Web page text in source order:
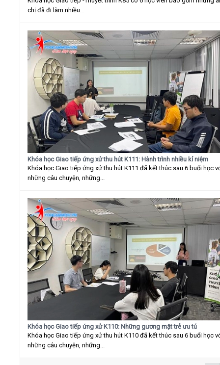
chị đã đi làm nhiều...
Khóa học Giao tiếp ứng xử thu hút K111: Hành trình nhiều kỉ niệm
Khóa học Giao tiếp ứng xử thu hút K111 đã kết thúc sau 6 buổi học
những câu chuyện, những...
Khóa học Giao tiếp ứng xử K110: Những gương mặt trẻ ưu tú
Khóa học Giao tiếp ứng xử thu hút K110 đã kết thúc sau 6 buổi học
những câu chuyện, những...